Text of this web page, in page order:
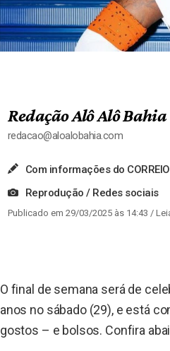
Redação Alô Alô Bahia
redacao@aloalobahia.com
Com informações do CORREIO
Reprodução / Redes sociais
Publicado em 29/03/2025 às 14:43 /
O final de semana será de
anos no sábado (29), e está
gostos – e bolsos. Confira